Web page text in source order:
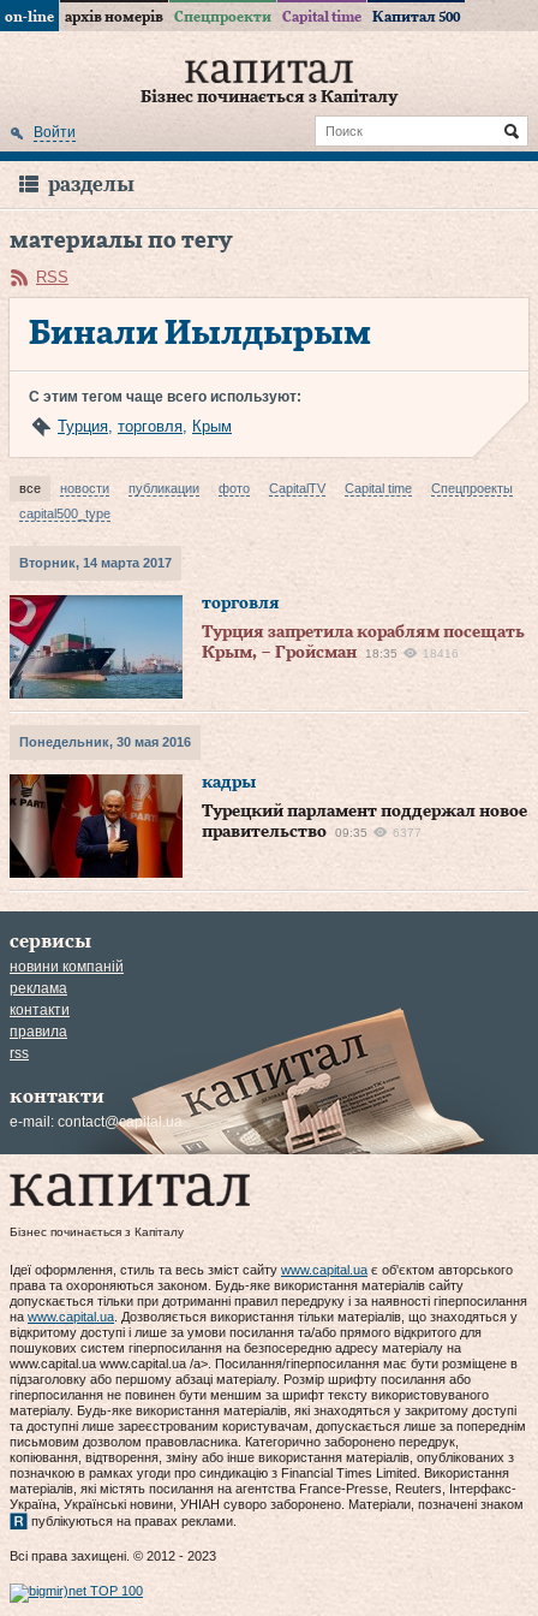
on-line архів номерів Спецпроекти Capital time Капитал 500
Бізнес починається з Капіталу
Войти
разделы
материалы по тегу
RSS
Бинали Йылдырым
С этим тегом чаще всего используют:
Турция, торговля, Крым
все новости публикации фото CapitalTV Capital time
Спецпроекты
capital500_type
Вторник, 14 марта 2017
торговля
Турция запретила кораблям посещать
Крым, – Гройсман
18:35 18416
Понедельник, 30 мая 2016
кадры
Турецкий парламент поддержал новое
правительство
09:35 6377
сервисы
новини компаній
реклама
контакти
правила
rss
контакти
e-mail: contact@capital.ua
Бізнес починається з Капіталу
Ідеї оформлення, стиль та весь зміст сайту www.capital.ua є об'єктом авторського
права та охороняються законом. Будь-яке використання матеріалів сайту
допускається тільки при дотриманні правил передруку і за наявності гіперпосилання
на www.capital.ua . Дозволяється використання тільки матеріалів, що знаходяться у
відкритому доступі і лише за умови посилання та/або прямого відкритого для
пошукових систем гіперпосилання на безпосередню адресу матеріалу на
www.capital.ua www.capital.ua /a>. Посилання/гіперпосилання має бути розміщене в
підзаголовку або першому абзаці матеріалу. Розмір шрифту посилання або
гіперпосилання не повинен бути меншим за шрифт тексту використовуваного
матеріалу. Будь-яке використання матеріалів, які знаходяться у закритому доступі
та доступні лише зареєстрованим користувачам, допускається лише за попереднім
письмовим дозволом правовласника. Категорично заборонено передрук,
копіювання, відтворення, зміну або інше використання матеріалів, опублікованих з
позначкою в рамках угоди про синдикацію з Financial Times Limited. Використання
матеріалів, які містять посилання на агентства France-Presse, Reuters, Інтерфакс-
Україна, Українські новини, УНІАН суворо заборонено. Матеріали, позначені знаком
публікуються на правах реклами.
Всі права захищені. © 2012 - 2023